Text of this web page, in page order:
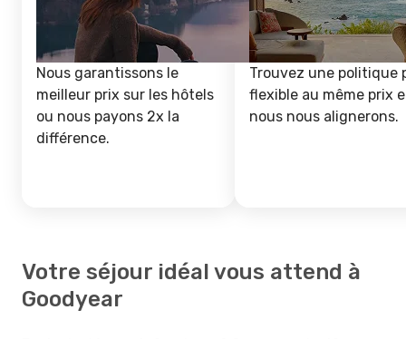
Nous garantissons le
meilleur prix sur les hôtels
ou nous payons 2x la
différence.
Trouvez une politique
flexible au même prix
nous nous alignerons.
Votre séjour idéal vous attend à
Goodyear